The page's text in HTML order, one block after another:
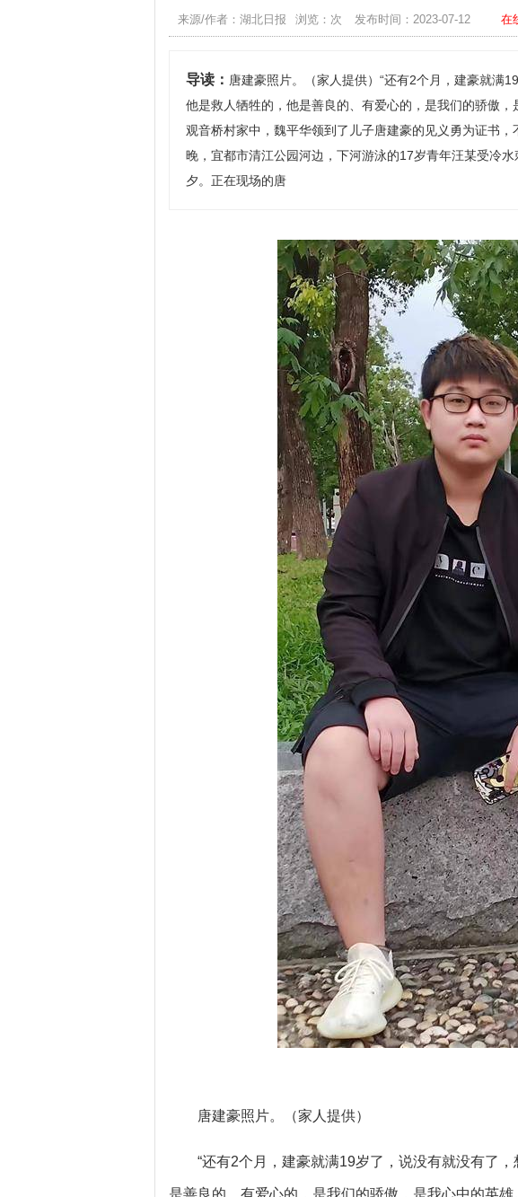
来源/作者：湖北日报 浏览：次 发布时间：2023-07-12 在
导读： 唐建豪照片。（家人提供）“还有2个月，建豪就满
他是救人牺牲的，他是善良的、有爱心的，是我们的骄傲
观音桥村家中，魏平华领到了儿子唐建豪的见义勇为证书
晚，宜都市清江公园河边，下河游泳的17岁青年汪某受冷
夕。正在现场的唐
唐建豪照片。（家人提供）
“还有2个月，建豪就满19岁了，说没有就没有了
是善良的、有爱心的，是我们的骄傲，是我心中的英